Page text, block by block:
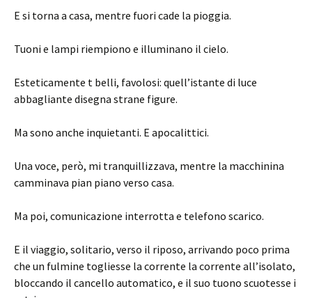
E si torna a casa, mentre fuori cade la pioggia.
Tuoni e lampi riempiono e illuminano il cielo.
Esteticamente t belli, favolosi: quell’istante di luce
abbagliante disegna strane figure.
Ma sono anche inquietanti. E apocalittici.
Una voce, però, mi tranquillizzava, mentre la macchinina
camminava pian piano verso casa.
Ma poi, comunicazione interrotta e telefono scarico.
E il viaggio, solitario, verso il riposo, arrivando poco prima
che un fulmine togliesse la corrente la corrente all’isolato,
bloccando il cancello automatico, e il suo tuono scuotesse i